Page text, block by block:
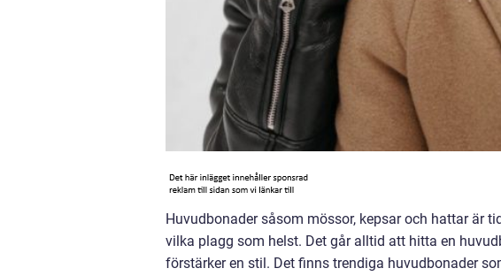
Huvudbonader såsom mössor, kepsar och hattar är
vilka plagg som helst. Det går alltid att hitta en
förstärker en stil. Det finns trendiga huvudbonader